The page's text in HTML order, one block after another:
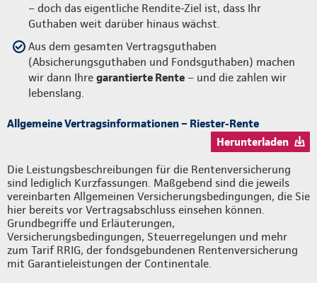
– doch das eigentliche Rendite-Ziel ist, dass Ihr
Guthaben weit darüber hinaus wächst.
Aus dem gesamten Vertragsguthaben
(Absicherungsguthaben und Fondsguthaben) machen
wir dann Ihre garantierte Rente – und die zahlen wir
lebenslang.
Allgemeine Vertragsinformationen – Riester-Rente
Herunterladen
Die Leistungsbeschreibungen für die Rentenversicherung
sind lediglich Kurzfassungen. Maßgebend sind die jeweils
vereinbarten Allgemeinen Versicherungsbedingungen, die Sie
hier bereits vor Vertragsabschluss einsehen können.
Grundbegriffe und Erläuterungen,
Versicherungsbedingungen, Steuerregelungen und mehr
zum Tarif RRIG, der fondsgebundenen Rentenversicherung
mit Garantieleistungen der Continentale.